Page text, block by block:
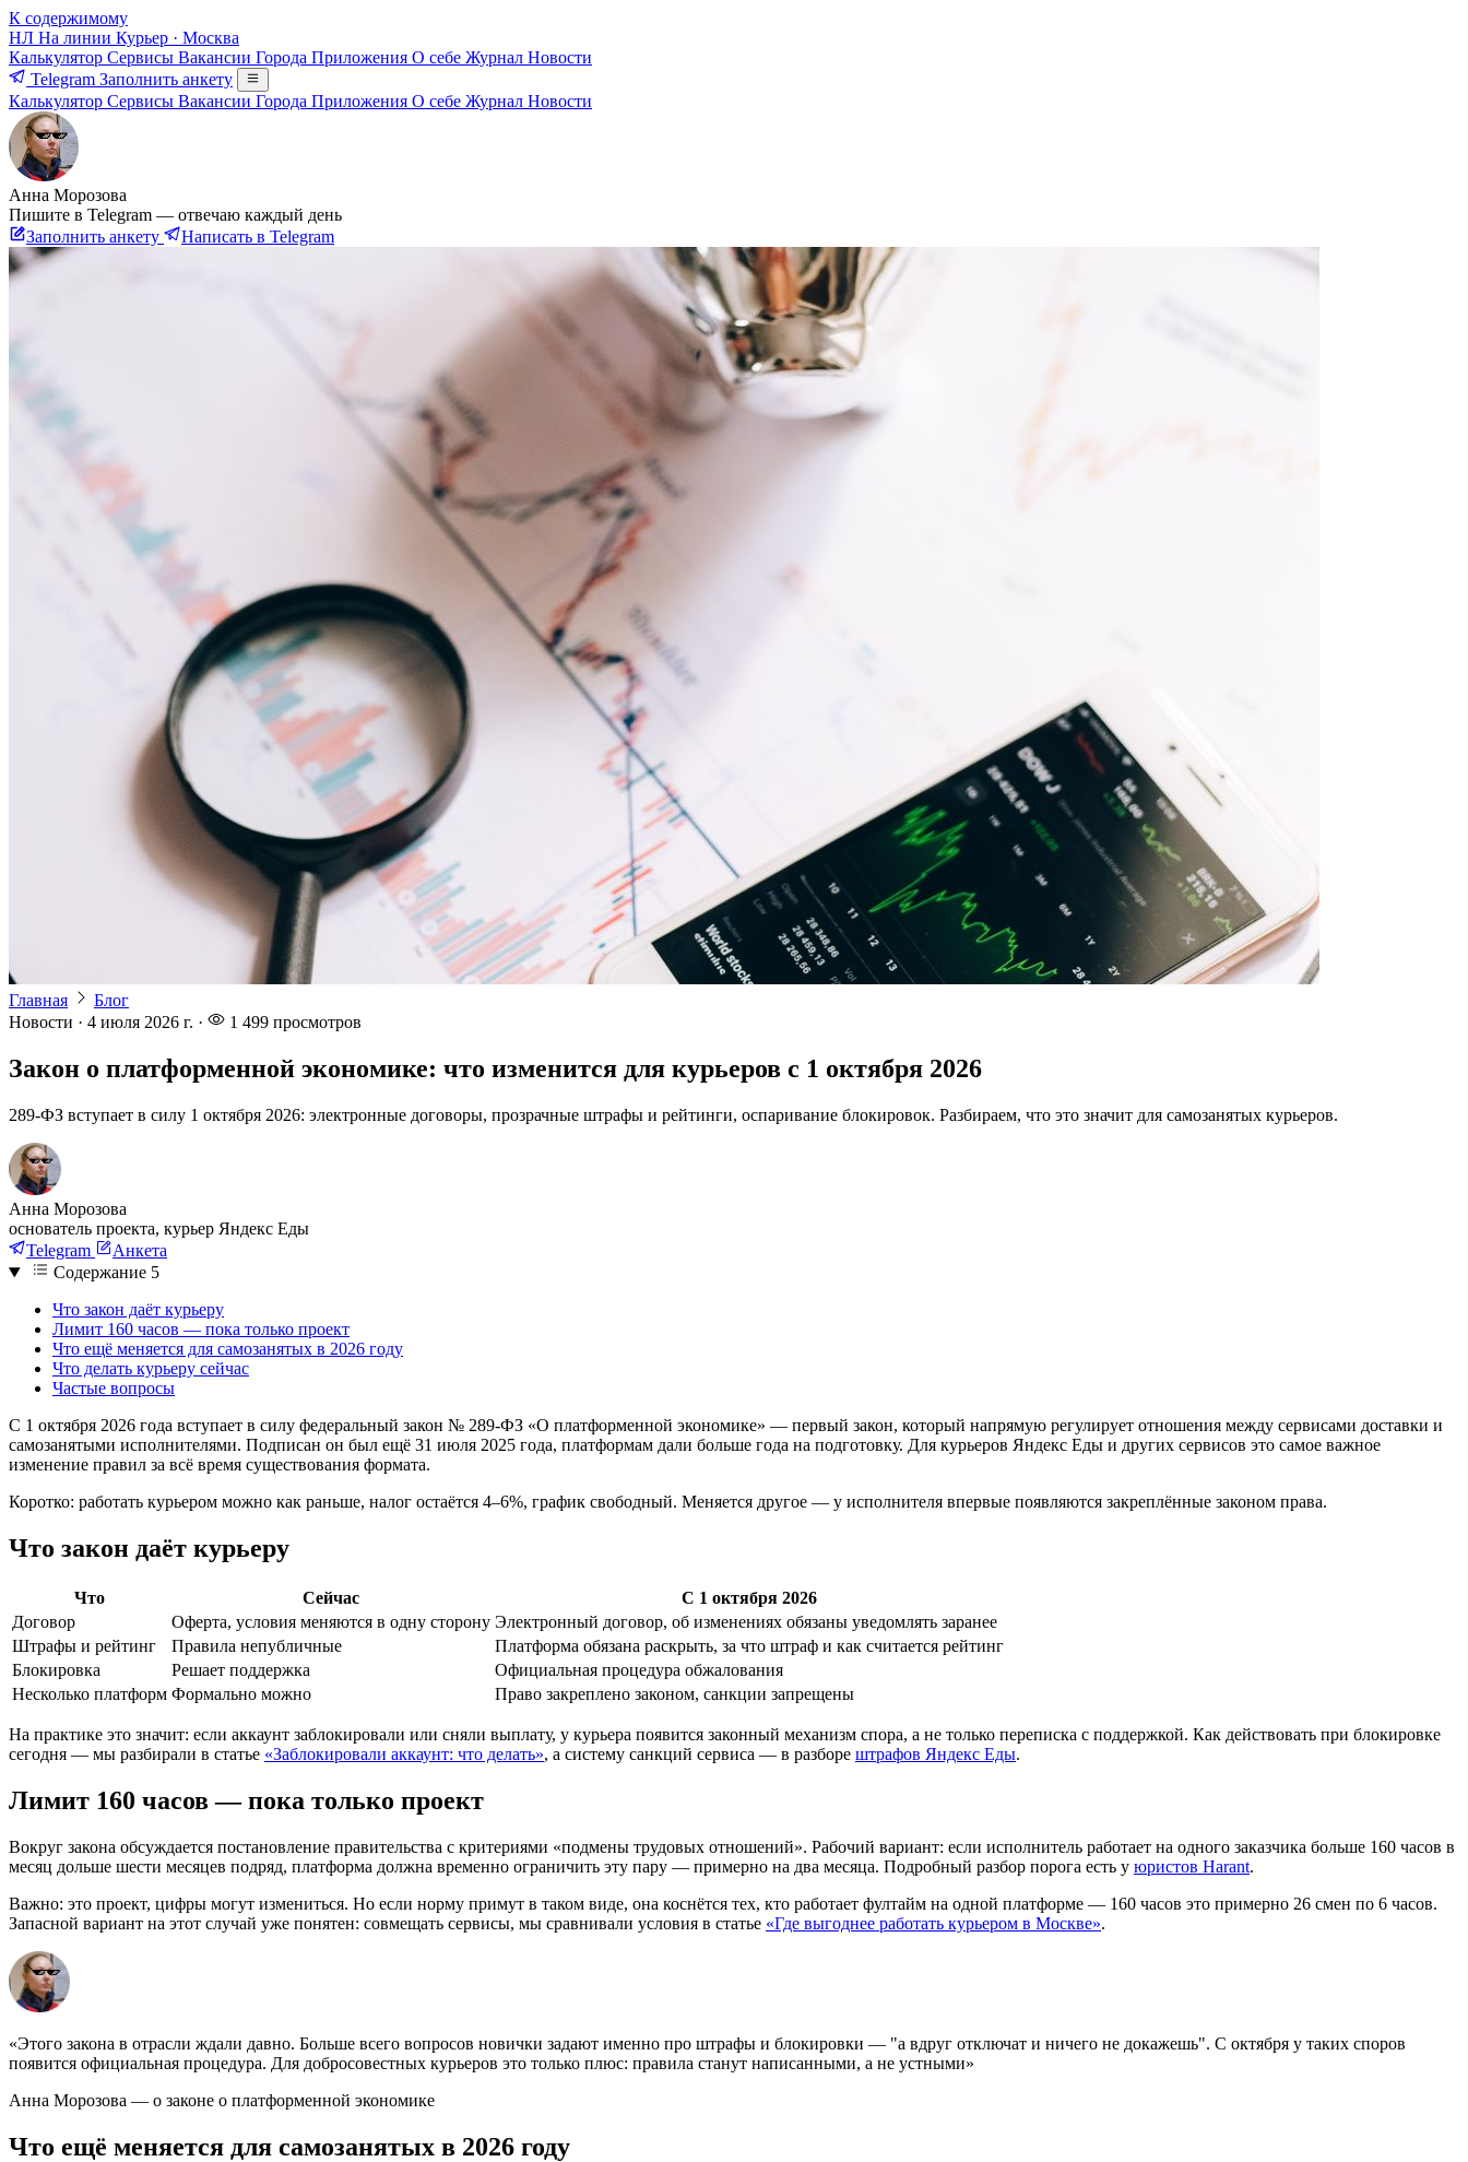
К содержимому
НЛ На линии Курьер · Москва
Калькулятор Сервисы Вакансии Города Приложения О себе Журнал Новости
Telegram Заполнить анкету
Калькулятор Сервисы Вакансии Города Приложения О себе Журнал Новости
Анна Морозова
Пишите в Telegram — отвечаю каждый день
Заполнить анкету
Написать в Telegram
Главная
Блог
Новости · 4 июля 2026 г. · 1 499 просмотров
Закон о платформенной экономике: что изменится для курьеров с 1 октября 2026
289-ФЗ вступает в силу 1 октября 2026: электронные договоры, прозрачные штрафы и рейтинги, оспаривание блокировок. Разбираем, что это значит для самозанятых курьеров.
Анна Морозова
основатель проекта, курьер Яндекс Еды
Telegram
Анкета
Содержание 5
Что закон даёт курьеру
Лимит 160 часов — пока только проект
Что ещё меняется для самозанятых в 2026 году
Что делать курьеру сейчас
Частые вопросы
С 1 октября 2026 года вступает в силу федеральный закон № 289-ФЗ «О платформенной экономике» — первый закон, который напрямую регулирует отношения между сервисами доставки и
самозанятыми исполнителями. Подписан он был ещё 31 июля 2025 года, платформам дали больше года на подготовку. Для курьеров Яндекс Еды и других сервисов это самое важное
изменение правил за всё время существования формата.
Коротко: работать курьером можно как раньше, налог остаётся 4–6%, график свободный. Меняется другое — у исполнителя впервые появляются закреплённые законом права.
Что закон даёт курьеру
Что Сейчас
С 1 октября 2026
Договор
Оферта, условия меняются в одну сторону Электронный договор, об изменениях обязаны уведомлять заранее
Штрафы и рейтинг
Правила непубличные
Платформа обязана раскрыть, за что штраф и как считается рейтинг
Блокировка
Решает поддержка
Официальная процедура обжалования
Несколько платформ Формально можно Право закреплено законом, санкции запрещены
На практике это значит: если аккаунт заблокировали или сняли выплату, у курьера появится законный механизм спора, а не только переписка с поддержкой. Как действовать при блокировке
сегодня — мы разбирали в статье «Заблокировали аккаунт: что делать», а систему санкций сервиса — в разборе штрафов Яндекс Еды.
Лимит 160 часов — пока только проект
Вокруг закона обсуждается постановление правительства с критериями «подмены трудовых отношений». Рабочий вариант: если исполнитель работает на одного заказчика больше 160 часов в
месяц дольше шести месяцев подряд, платформа должна временно ограничить эту пару — примерно на два месяца. Подробный разбор порога есть у юристов Harant.
Важно: это проект, цифры могут измениться. Но если норму примут в таком виде, она коснётся тех, кто работает фултайм на одной платформе — 160 часов это примерно 26 смен по 6 часов.
Запасной вариант на этот случай уже понятен: совмещать сервисы, мы сравнивали условия в статье «Где выгоднее работать курьером в Москве».
«Этого закона в отрасли ждали давно. Больше всего вопросов новички задают именно про штрафы и блокировки — "а вдруг отключат и ничего не докажешь". С октября у таких споров
появится официальная процедура. Для добросовестных курьеров это только плюс: правила станут написанными, а не устными»
Анна Морозова — о законе о платформенной экономике
Что ещё меняется для самозанятых в 2026 году